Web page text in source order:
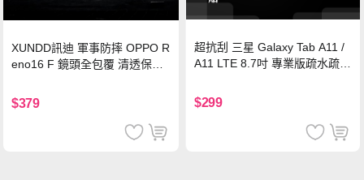
XUNDD訊迪 軍事防摔 OPPO R
eno16 F 鏡頭全包覆 清透保護
$379
超抗刮 三星 Galaxy Tab A11 /
A11 LTE 8.7吋 專業版疏水疏油
$299